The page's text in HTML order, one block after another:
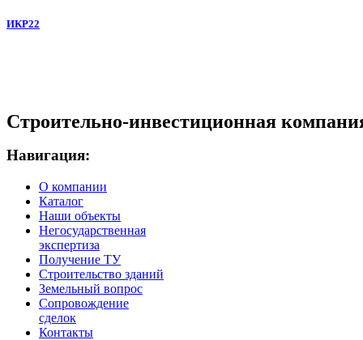
ИКР22
Строительно-инвестиционная
Навигация:
О компании
Каталог
Наши объекты
Негосударственная
экспертиза
Получение ТУ
Строительство зданий
Земельный вопрос
Сопровождение
сделок
Контакты